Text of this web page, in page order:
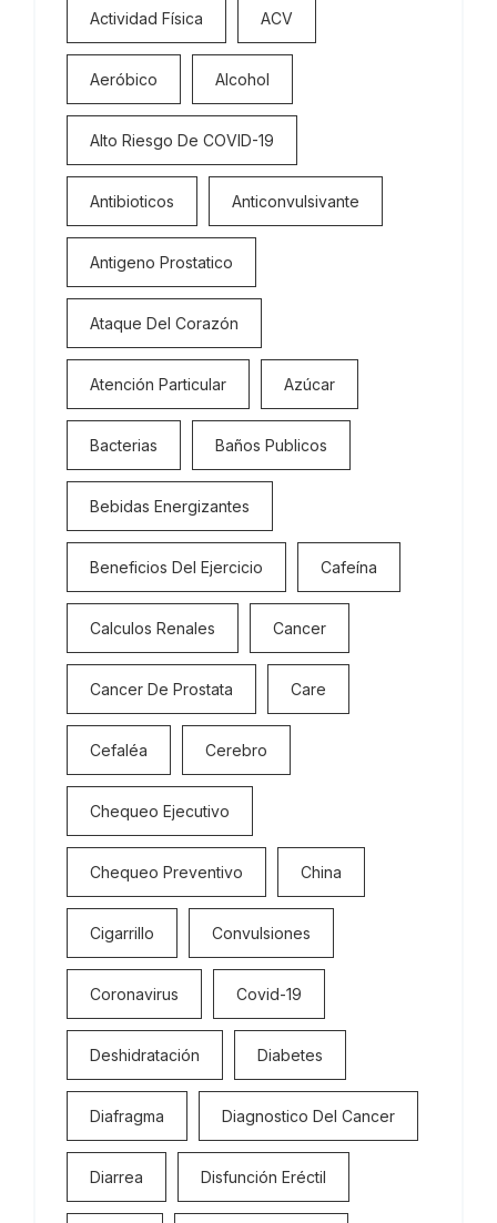
Actividad Física ACV
Aeróbico Alcohol
Alto Riesgo De COVID-19
Antibioticos Anticonvulsivante
Antigeno Prostatico
Ataque Del Corazón
Atención Particular Azúcar
Bacterias Baños Publicos
Bebidas Energizantes
Beneficios Del Ejercicio Cafeína
Calculos Renales Cancer
Cancer De Prostata Care
Cefaléa Cerebro
Chequeo Ejecutivo
Chequeo Preventivo China
Cigarrillo Convulsiones
Coronavirus Covid-19
Deshidratación Diabetes
Diafragma Diagnostico Del Cancer
Diarrea Disfunción Eréctil